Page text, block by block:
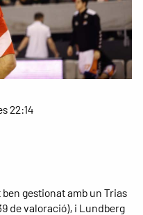
22:14
gestionat amb un Trias
de valoració), i Lundberg